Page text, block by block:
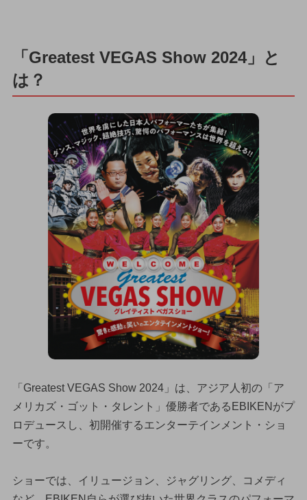
「Greatest VEGAS Show 2024」と
は？
「Greatest VEGAS Show 2024」は、アジア人初の「ア
メリカズ・ゴット・タレント」優勝者であるEBIKENがプ
ロデュースし、初開催するエンターテインメント・ショ
ーです。
ショーでは、イリュージョン、ジャグリング、コメディ